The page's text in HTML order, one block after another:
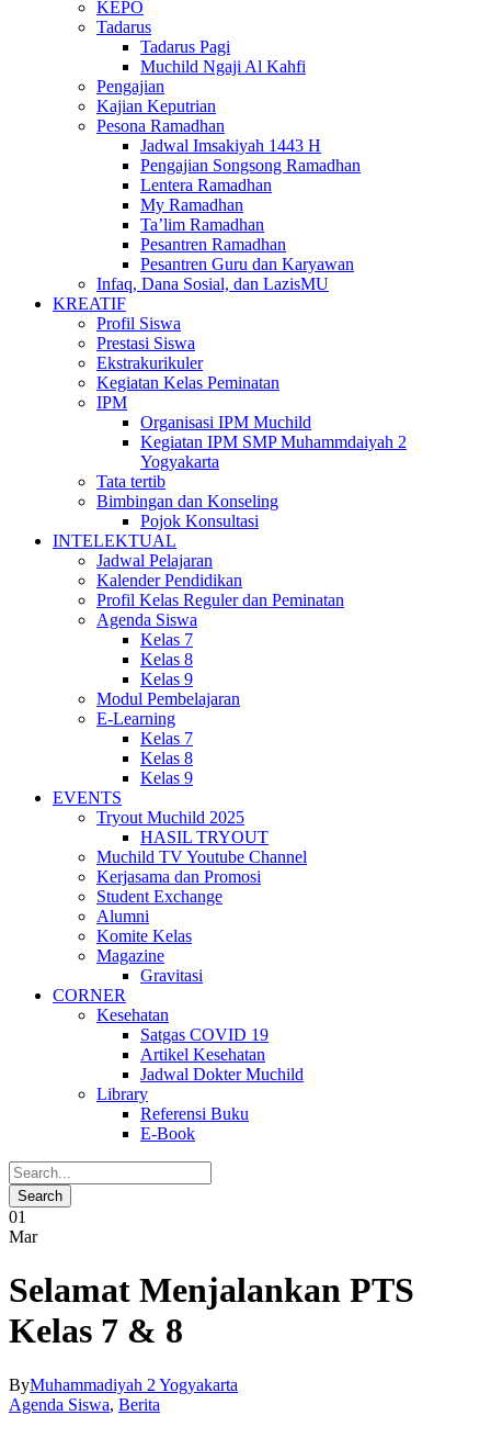
KEPO
Tadarus
Tadarus Pagi
Muchild Ngaji Al Kahfi
Pengajian
Kajian Keputrian
Pesona Ramadhan
Jadwal Imsakiyah 1443 H
Pengajian Songsong Ramadhan
Lentera Ramadhan
My Ramadhan
Ta’lim Ramadhan
Pesantren Ramadhan
Pesantren Guru dan Karyawan
Infaq, Dana Sosial, dan LazisMU
KREATIF
Profil Siswa
Prestasi Siswa
Ekstrakurikuler
Kegiatan Kelas Peminatan
IPM
Organisasi IPM Muchild
Kegiatan IPM SMP Muhammdaiyah 2
Yogyakarta
Tata tertib
Bimbingan dan Konseling
Pojok Konsultasi
INTELEKTUAL
Jadwal Pelajaran
Kalender Pendidikan
Profil Kelas Reguler dan Peminatan
Agenda Siswa
Kelas 7
Kelas 8
Kelas 9
Modul Pembelajaran
E-Learning
Kelas 7
Kelas 8
Kelas 9
EVENTS
Tryout Muchild 2025
HASIL TRYOUT
Muchild TV Youtube Channel
Kerjasama dan Promosi
Student Exchange
Alumni
Komite Kelas
Magazine
Gravitasi
CORNER
Kesehatan
Satgas COVID 19
Artikel Kesehatan
Jadwal Dokter Muchild
Library
Referensi Buku
E-Book
01
Mar
Selamat Menjalankan PTS
Kelas 7 & 8
ByMuhammadiyah 2 Yogyakarta
Agenda Siswa, Berita